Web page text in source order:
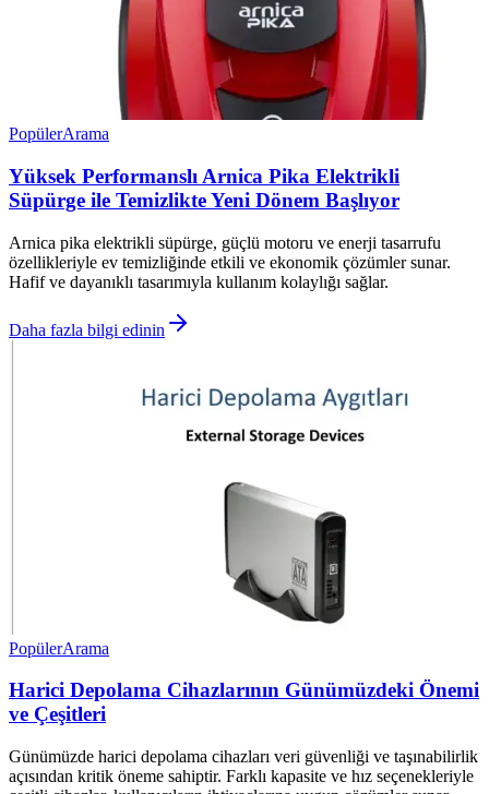
PopülerArama
Yüksek Performanslı Arnica Pika Elektrikli
Süpürge ile Temizlikte Yeni Dönem Başlıyor
Arnica pika elektrikli süpürge, güçlü motoru ve enerji tasarrufu
özellikleriyle ev temizliğinde etkili ve ekonomik çözümler sunar.
Hafif ve dayanıklı tasarımıyla kullanım kolaylığı sağlar.
Daha fazla bilgi edinin
PopülerArama
Harici Depolama Cihazlarının Günümüzdeki Önemi
ve Çeşitleri
Günümüzde harici depolama cihazları veri güvenliği ve taşınabilirlik
açısından kritik öneme sahiptir. Farklı kapasite ve hız seçenekleriyle